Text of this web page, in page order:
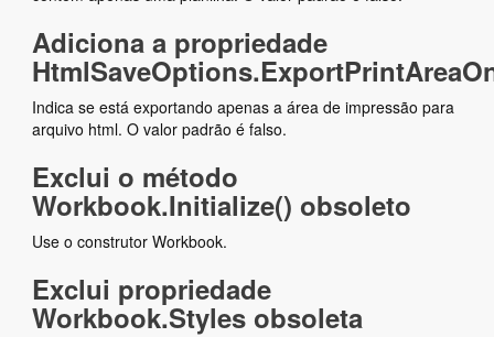
Adiciona a propriedade
Indica se está exportando apenas a área de impressão para
arquivo html. O valor padrão é falso.
Exclui o método
Workbook.Initialize() obsoleto
Use o construtor Workbook.
Exclui propriedade
Workbook.Styles obsoleta